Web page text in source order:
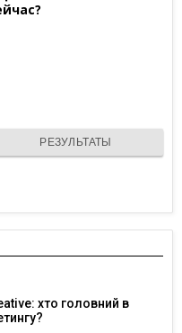
РЕЗУЛЬТАТЫ
хто головний в